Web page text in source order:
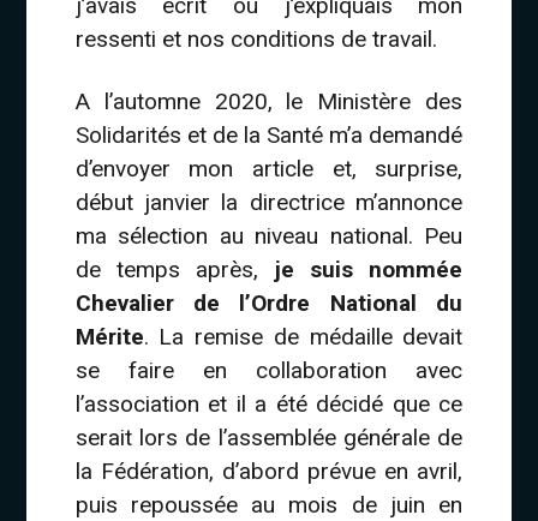
j’avais écrit où j’expliquais mon
ressenti et nos conditions de travail.
A l’automne 2020, le Ministère des
Solidarités et de la Santé m’a demandé
d’envoyer mon article et, surprise,
début janvier la directrice m’annonce
ma sélection au niveau national. Peu
de temps après, je suis nommée
Chevalier de l’Ordre National du
Mérite. La remise de médaille devait
se faire en collaboration avec
l’association et il a été décidé que ce
serait lors de l’assemblée générale de
la Fédération, d’abord prévue en avril,
puis repoussée au mois de juin en